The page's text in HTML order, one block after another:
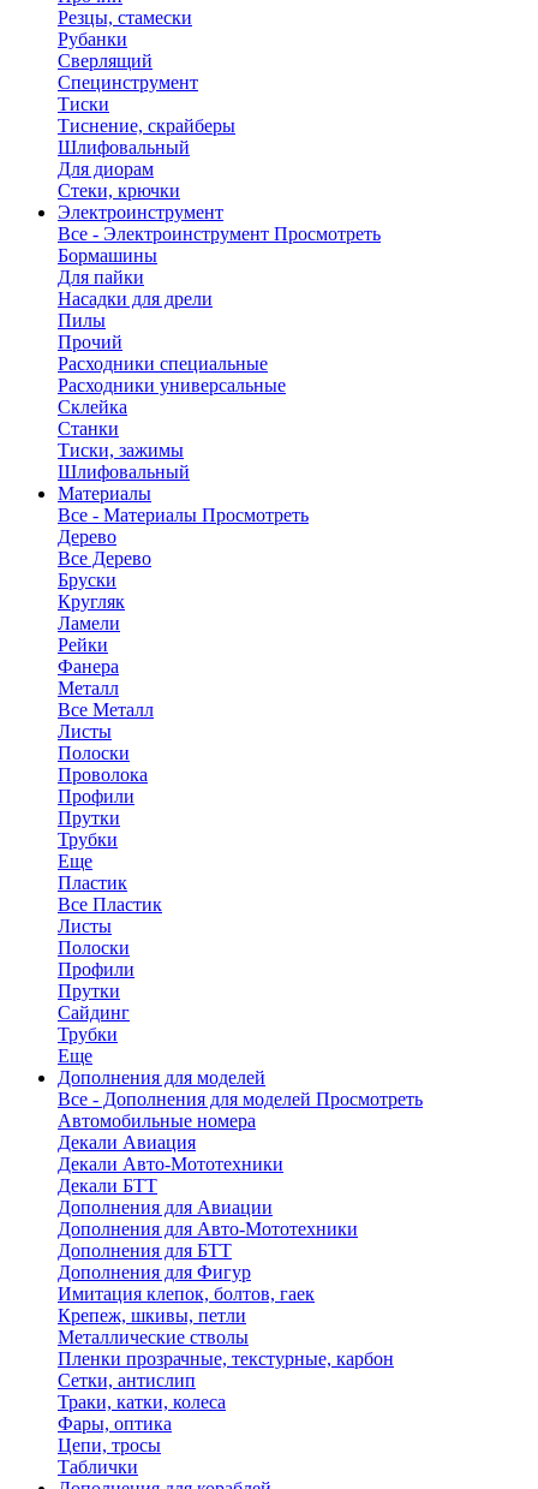
Резцы, стамески
Рубанки
Сверлящий
Специнструмент
Тиски
Тиснение, скрайберы
Шлифовальный
Для диорам
Стеки, крючки
Электроинструмент
Все - Электроинструмент Просмотреть
Бормашины
Для пайки
Насадки для дрели
Пилы
Прочий
Расходники специальные
Расходники универсальные
Склейка
Станки
Тиски, зажимы
Шлифовальный
Материалы
Все - Материалы Просмотреть
Дерево
Все Дерево
Бруски
Кругляк
Ламели
Рейки
Фанера
Металл
Все Металл
Листы
Полоски
Проволока
Профили
Прутки
Трубки
Еще
Пластик
Все Пластик
Листы
Полоски
Профили
Прутки
Сайдинг
Трубки
Еще
Дополнения для моделей
Все - Дополнения для моделей Просмотреть
Автомобильные номера
Декали Авиация
Декали Авто-Мототехники
Декали БТТ
Дополнения для Авиации
Дополнения для Авто-Мототехники
Дополнения для БТТ
Дополнения для Фигур
Имитация клепок, болтов, гаек
Крепеж, шкивы, петли
Металлические стволы
Пленки прозрачные, текстурные, карбон
Сетки, антислип
Траки, катки, колеса
Фары, оптика
Цепи, тросы
Таблички